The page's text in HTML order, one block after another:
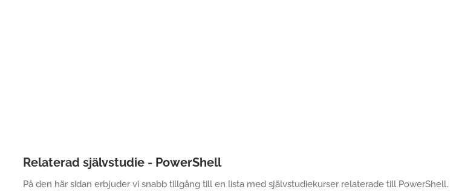
Relaterad självstudie - PowerShell
På den här sidan erbjuder vi snabb tillgång till en lista med självstudiekurser relaterade till PowerShell.